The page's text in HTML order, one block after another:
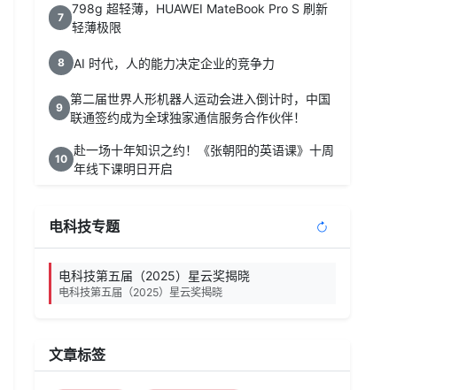
7
798g 超轻薄，HUAWEI MateBook Pro S 刷新
轻薄极限
8 AI 时代，人的能力决定企业的竞争力
9
第二届世界人形机器人运动会进入倒计时，中国
联通签约成为全球独家通信服务合作伙伴！
10
赴一场十年知识之约！《张朝阳的英语课》十周
年线下课明日开启
电科技专题
电科技第五届（2025）星云奖揭晓
电科技第五届（2025）星云奖揭晓
文章标签